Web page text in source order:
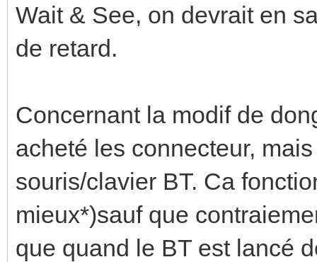
Wait & See, on devrait en
de retard.
Concernant la modif de
acheté les connecteur,
souris/clavier BT. Ca
mieux*)sauf que
que quand le BT est lancé